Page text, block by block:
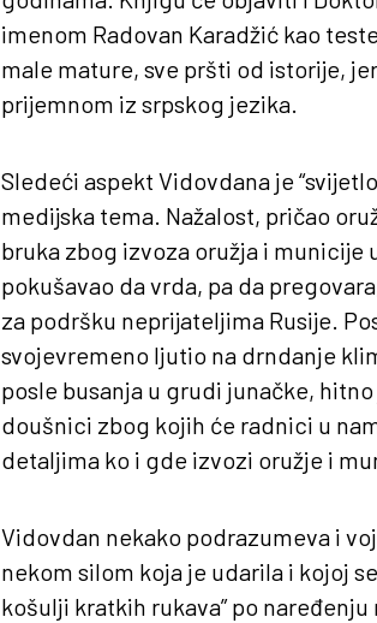
imenom Radovan Karadžić kao
male mature, sve pršti od istorije,
prijemnom iz srpskog jezika.
Sledeći aspekt Vidovdana je
medijska tema. Nažalost, pričao
bruka zbog izvoza oružja i municije
pokušavao da vrda, pa da
za podršku neprijateljima Rusije.
svojevremeno ljutio na drndanje
posle busanja u grudi junačke,
doušnici zbog kojih će radnici u
detaljima ko i gde izvozi oružje i
Vidovdan nekako podrazumeva i
nekom silom koja je udarila i kojoj
košulji kratkih rukava” po